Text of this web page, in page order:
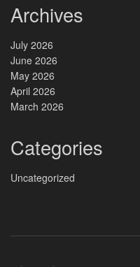
Archives
July 2026
June 2026
May 2026
April 2026
March 2026
Categories
Uncategorized